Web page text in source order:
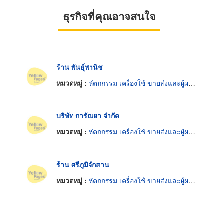
ธุรกิจที่คุณอาจสนใจ
ร้าน พันธุ์พานิช
หมวดหมู่ : หัตถกรรม เครื่องใช้ ขายส่งและผู้ผลิต
บริษัท การัณยา จำกัด
หมวดหมู่ : หัตถกรรม เครื่องใช้ ขายส่งและผู้ผลิต
ร้าน ศรีภูมิจักสาน
หมวดหมู่ : หัตถกรรม เครื่องใช้ ขายส่งและผู้ผลิต